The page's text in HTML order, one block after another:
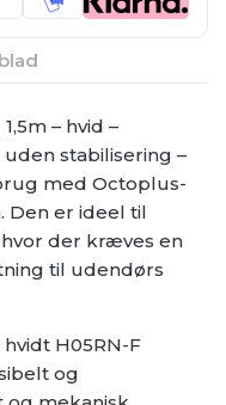
– hvid –
uden stabilisering –
med Octoplus-
Den er ideel til
der kræves en
til udendørs
H05RN-F
og